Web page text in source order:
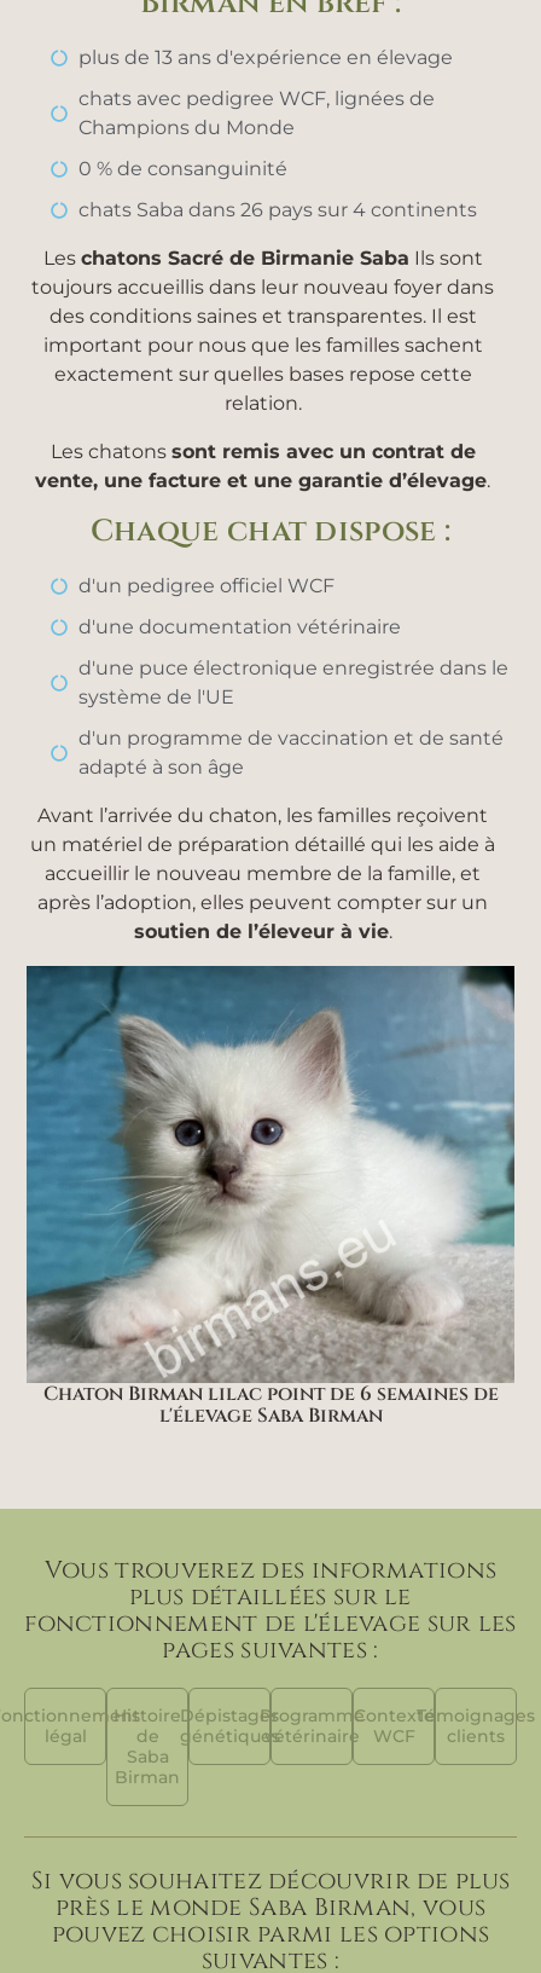
plus de 13 ans d'expérience en élevage
chats avec pedigree WCF, lignées de
Champions du Monde
0 % de consanguinité
chats Saba dans 26 pays sur 4 continents
Les chatons Sacré de Birmanie Saba Ils sont
toujours accueillis dans leur nouveau foyer dans
des conditions saines et transparentes. Il est
important pour nous que les familles sachent
exactement sur quelles bases repose cette
relation.
Les chatons sont remis avec un contrat de
vente, une facture et une garantie d’élevage.
Chaque chat dispose :
d'un pedigree officiel WCF
d'une documentation vétérinaire
d'une puce électronique enregistrée dans le
système de l'UE
d'un programme de vaccination et de santé
adapté à son âge
Avant l’arrivée du chaton, les familles reçoivent
un matériel de préparation détaillé qui les aide à
accueillir le nouveau membre de la famille, et
après l’adoption, elles peuvent compter sur un
soutien de l’éleveur à vie.
Chaton Birman lilac point de 6 semaines de
l'élevage Saba Birman
Vous trouverez des informations
plus détaillées sur le
fonctionnement de l'élevage sur les
pages suivantes :
légal
Histoire
de
Saba
Birman
Dépistages
génétiques
Programme
vétérinaire
Contexte
WCF
Témoignages
clients
Si vous souhaitez découvrir de plus
près le monde Saba Birman, vous
pouvez choisir parmi les options
suivantes :